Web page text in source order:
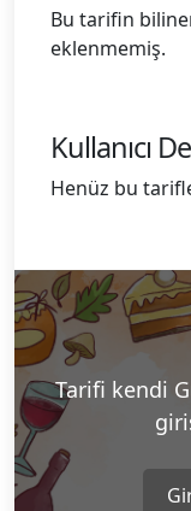
Bu tarifin
eklenmemiş.
Kullanıcı
Henüz bu
Tarifi kendi